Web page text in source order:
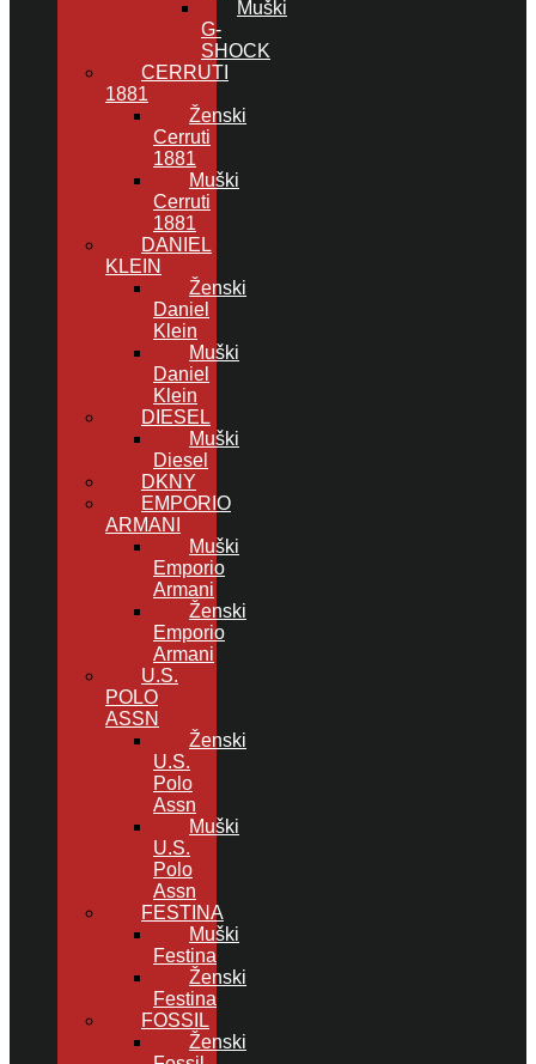
Muški
G-
SHOCK
CERRUTI
1881
Ženski
Cerruti
1881
Muški
Cerruti
1881
DANIEL
KLEIN
Ženski
Daniel
Klein
Muški
Daniel
Klein
DIESEL
Muški
Diesel
DKNY
EMPORIO
ARMANI
Muški
Emporio
Armani
Ženski
Emporio
Armani
U.S.
POLO
ASSN
Ženski
U.S.
Polo
Assn
Muški
U.S.
Polo
Assn
FESTINA
Muški
Festina
Ženski
Festina
FOSSIL
Ženski